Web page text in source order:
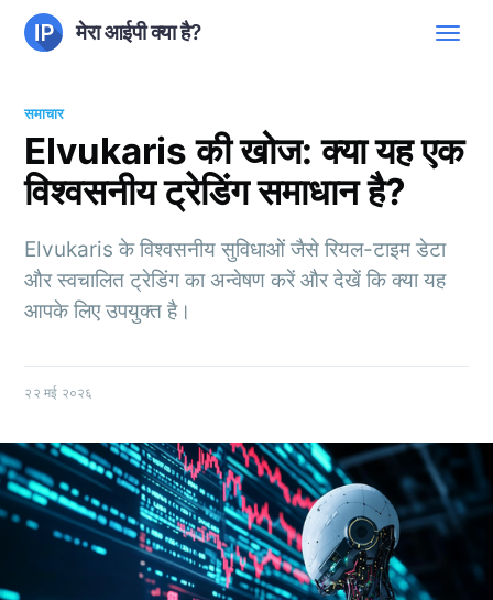
मेरा आईपी क्या है?
समाचार
Elvukaris की खोज: क्या यह एक
विश्वसनीय ट्रेडिंग समाधान है?
Elvukaris के विश्वसनीय सुविधाओं जैसे रियल-टाइम डेटा
और स्वचालित ट्रेडिंग का अन्वेषण करें और देखें कि क्या यह
आपके लिए उपयुक्त है।
२२ मई २०२६